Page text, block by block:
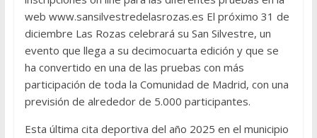
web www.sansilvestredelasrozas.es El próximo 31 de
diciembre Las Rozas celebrará su San Silvestre, un
evento que llega a su decimocuarta edición y que se
ha convertido en una de las pruebas con más
participación de toda la Comunidad de Madrid, con una
previsión de alrededor de 5.000 participantes.
Esta última cita deportiva del año 2025 en el municipio